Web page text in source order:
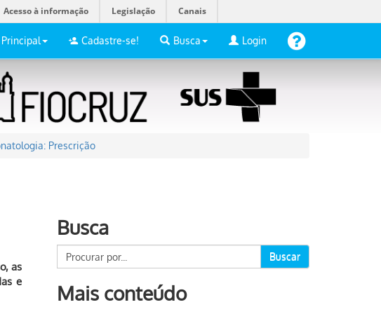
Acesso à informação Legislação Canais
Cadastre-se! Busca Login
Prescrição
as
e
Busca
Buscar
Mais conteúdo